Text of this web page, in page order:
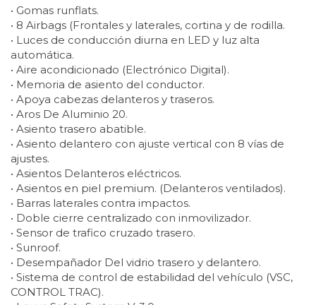
• Gomas runflats.
• 8 Airbags (Frontales y laterales, cortina y de rodilla.
• Luces de conducción diurna en LED y luz alta
automática.
• Aire acondicionado (Electrónico Digital).
• Memoria de asiento del conductor.
• Apoya cabezas delanteros y traseros.
• Aros De Aluminio 20.
• Asiento trasero abatible.
• Asiento delantero con ajuste vertical con 8 vías de
ajustes.
• Asientos Delanteros eléctricos.
• Asientos en piel premium. (Delanteros ventilados).
• Barras laterales contra impactos.
• Doble cierre centralizado con inmovilizador.
• Sensor de trafico cruzado trasero.
• Sunroof.
• Desempañador Del vidrio trasero y delantero.
• Sistema de control de estabilidad del vehículo (VSC,
CONTROL TRAC).